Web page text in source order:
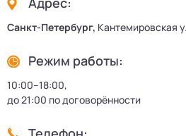
Санкт-Петербург, Кантемировская
Режим работы:
10:00–18:00,
до 21:00 по договорённости